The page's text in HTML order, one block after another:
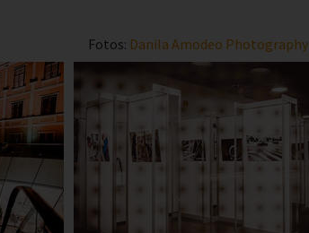
Fotos: Danila Amodeo Photography